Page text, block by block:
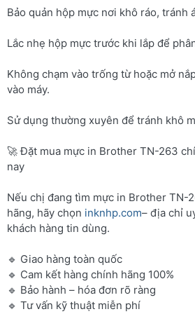
Bảo quản hộp mực nơi khô ráo, tránh
Lắc nhẹ hộp mực trước khi lắp để
Không chạm vào trống từ hoặc mở
vào máy.
Sử dụng thường xuyên để tránh khô
🚀 Đặt mua mực in Brother TN-263
nay
Nếu chị đang tìm mực in Brother TN-
hãng, hãy chọn inknhp.com– địa chỉ
khách hàng tin dùng.
🔹 Giao hàng toàn quốc
🔹 Cam kết hàng chính hãng 100%
🔹 Bảo hành – hóa đơn rõ ràng
🔹 Tư vấn kỹ thuật miễn phí